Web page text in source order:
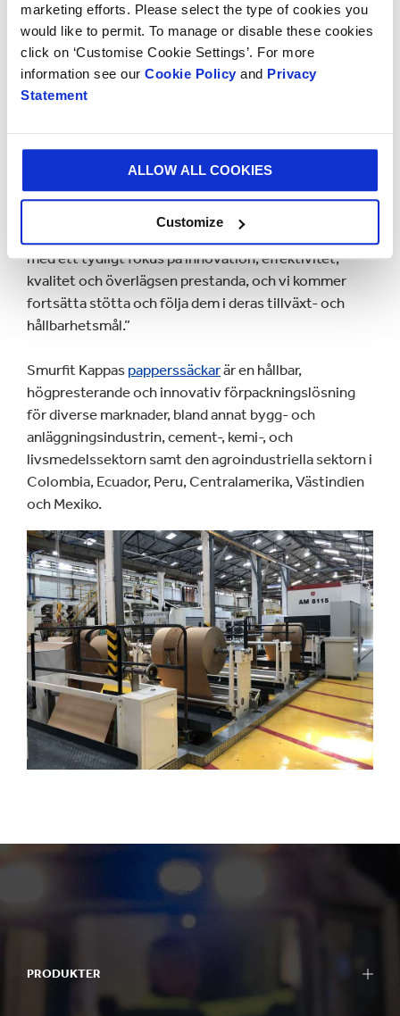
marketing efforts. Please select the type of cookies you
would like to permit. To manage or disable these cookies
click on ‘Customise Cookie Settings’. For more
information see our Cookie Policy and Privacy
Statement
ALLOW ALL COOKIES
Customize
Colombia. Den här investeringen på 19 miljoner USD
kommer att utvecklas med de globala
teknikföretagen Voith Group och A.Celli Group.
Projektet kommer att öka produktionskapaciteten
samt säckpapperets kvalitet och prestanda..
Juan G. Castañeda, CEO för Smurfit Kappa The
Americas: ”Den här oöverträffade tillväxt- och
moderniseringsplanen i regionen stärker Smurfit
Kappas erbjudande för våra papperssäckskunder. De
med ett tydligt fokus på innovation, effektivitet,
kvalitet och överlägsen prestanda, och vi kommer
fortsätta stötta och följa dem i deras tillväxt- och
hållbarhetsmål.”
Smurfit Kappas papperssäckarär en hållbar,
högpresterande och innovativ förpackningslösning
för diverse marknader, bland annat bygg- och
anläggningsindustrin, cement-, kemi-, och
livsmedelssektorn samt den agroindustriella sektorn i
Colombia, Ecuador, Peru, Centralamerika, Västindien
och Mexiko.
PRODUKTER